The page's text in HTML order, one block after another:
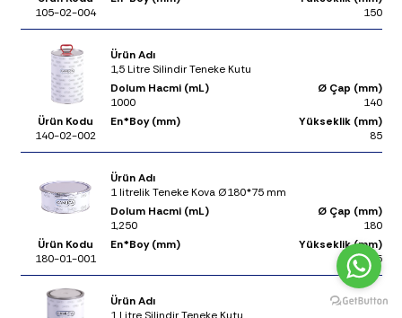
105-02-004
150
Ürün Adı
1,5 Litre Silindir Teneke Kutu
Dolum Hacmi (mL)
1000
Ø Çap (mm)
140
Ürün Kodu
140-02-002
En*Boy (mm)
Yükseklik (mm)
85
Ürün Adı
1 litrelik Teneke Kova Ø180*75 mm
Dolum Hacmi (mL)
1,250
Ø Çap (mm)
180
Ürün Kodu
180-01-001
En*Boy (mm)
Yükseklik (mm)
75
Ürün Adı